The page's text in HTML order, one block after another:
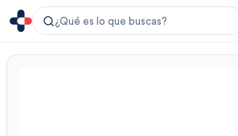
¿Qué es lo que buscas?